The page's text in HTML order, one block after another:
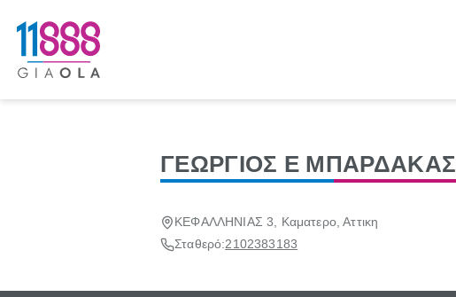
ΓΕΩΡΓΙΟΣ Ε ΜΠΑΡΔΑΚΑΣ
ΚΕΦΑΛΛΗΝΙΑΣ 3, Καματερο, Αττικη
Σταθερό:2102383183